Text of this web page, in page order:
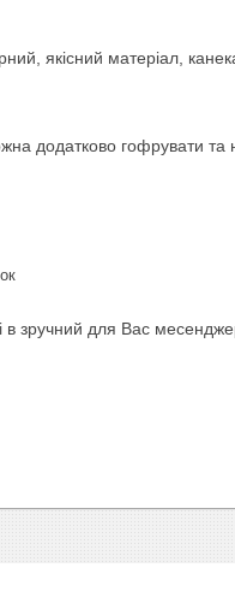
якісний матеріал,
додатково гофрувати
зручний для Вас